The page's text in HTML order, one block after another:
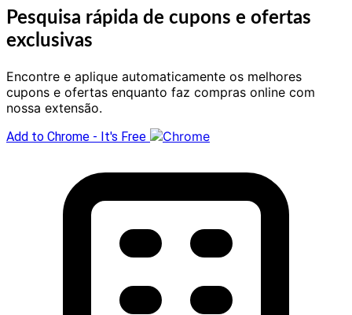
Pesquisa rápida de cupons e ofertas
exclusivas
Encontre e aplique automaticamente os melhores
cupons e ofertas enquanto faz compras online com
nossa extensão.
Add to Chrome - It's Free